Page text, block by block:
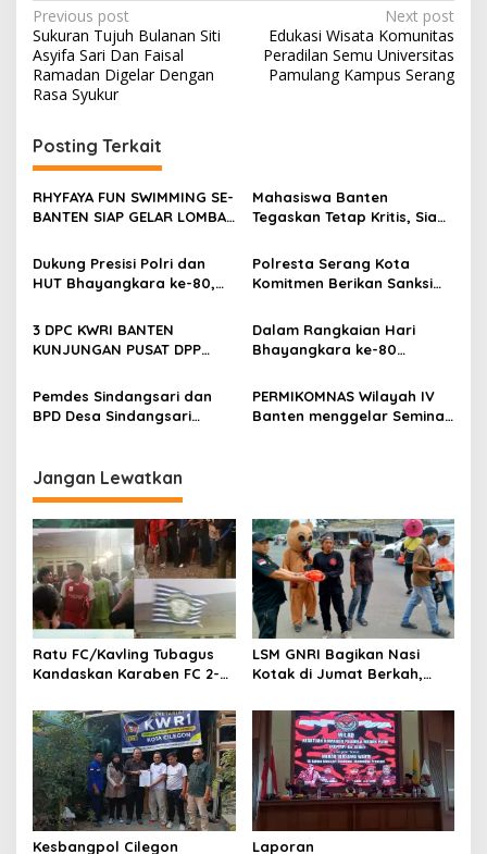
Post
navigation
Previous post
Sukuran Tujuh Bulanan Siti
Asyifa Sari Dan Faisal
Ramadan Digelar Dengan
Rasa Syukur
Next post
Edukasi Wisata Komunitas
Peradilan Semu Universitas
Pamulang Kampus Serang
Posting Terkait
RHYFAYA FUN SWIMMING SE-
BANTEN SIAP GELAR LOMBA
Mahasiswa Banten
Tegaskan Tetap Kritis, Siap
Profesionalisme Polri
Dukung Presisi Polri dan
HUT Bhayangkara ke-80,
Cilegon Gelar Lomba
Kampung Bebas Dari
Polresta Serang Kota
Komitmen Berikan Sanksi
yang Melakukan
Pelanggaran
3 DPC KWRI BANTEN
KUNJUNGAN PUSAT DPP
Dalam Rangkaian Hari
Bhayangkara ke-80
Musnahkan Ribuan Botol
Miras
Pemdes Sindangsari dan
BPD Desa Sindangsari
Kp.Cikuya,Cianjur
Sebelah,Sanding Butuh
(PJU) Demi Keselamatan
Jalan dan Peningkatan
Ekonomi
PERMIKOMNAS Wilayah IV
Banten menggelar Seminar
Jangan Lewatkan
Ratu FC/Kavling Tubagus
Kandaskan Karaben FC 2-0:
Kebersamaan Warga
Sindang Heula
LSM GNRI Bagikan Nasi
Kotak di Jumat Berkah,
Kesbangpol Cilegon Laporan